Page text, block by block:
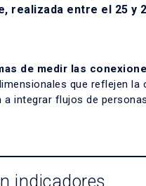
realizada entre el 25 y
de medir las
que reflejen la
integrar flujos de
indicadores